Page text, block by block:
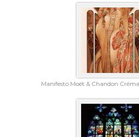
Manifesto Moët & Chandon